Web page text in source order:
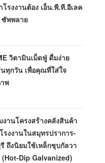
โรงงานต้อง เอ็น.พี.ที.อีเลค
พพลาย
วิตามินเม็ดฟู่ ดื่มง่าย
ทุกวัน เพื่อคุณที่ใส่ใจ
พ
งานโครงสร้างคลังสินค้า
รงงานในสมุทรปราการ-
ถึงนิยมใช้เหล็กชุบกัลวา
Dip Galvanized)